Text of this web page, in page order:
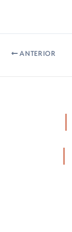
ANTERIOR